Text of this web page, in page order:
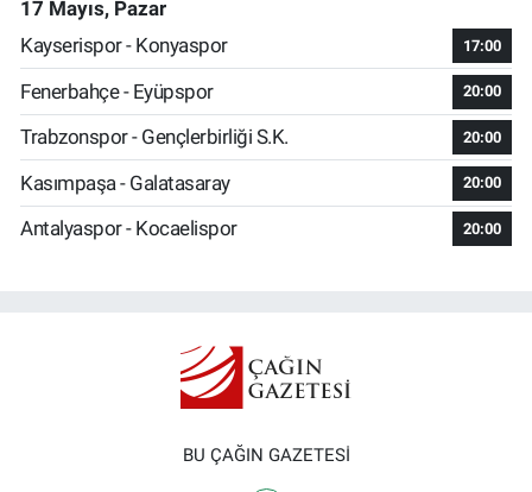
17 Mayıs, Pazar
Kayserispor - Konyaspor
17:00
Fenerbahçe - Eyüpspor 20:00
Trabzonspor - Gençlerbirliği S.K. 20:00
Kasımpaşa - Galatasaray 20:00
Antalyaspor - Kocaelispor 20:00
BU ÇAĞIN GAZETESİ